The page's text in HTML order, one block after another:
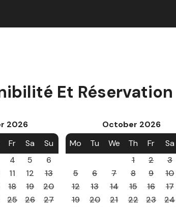
Et Réservation
2026
Fr Sa
Su
4 5
6
11 12
13
18 19
20
25 26
27
October 2026
Mo
Tu We Th Fr Sa
1
2 3
5
6 7 8 9 10
12
13 14 15 16 17
19
20 21 22 23 24